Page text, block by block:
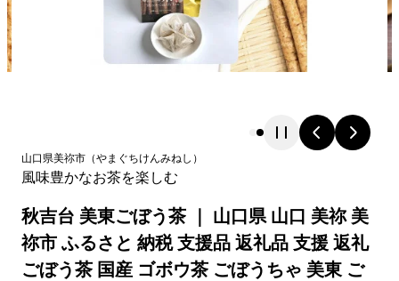
山口県美祢市 （やまぐちけんみねし ）
風味豊かなお茶を楽しむ
秋吉台 美東ごぼう茶 ｜ 山口県 山口 美祢 美
祢市 ふるさと 納税 支援品 返礼品 支援 返礼
ごぼう茶 国産 ゴボウ茶 ごぼうちゃ 美東 ご